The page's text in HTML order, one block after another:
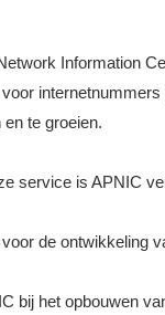
Information
te groeien.
service is APNIC
de ontwikkeling
bij het opbouwen